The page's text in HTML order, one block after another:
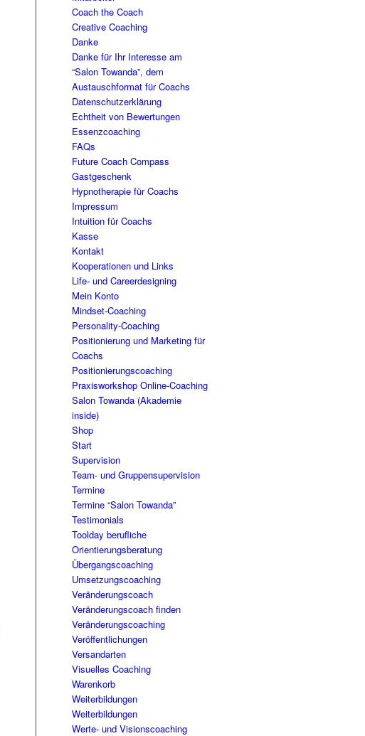
Coach the Coach
Creative Coaching
Danke
Danke für Ihr Interesse am
“Salon Towanda”, dem
Austauschformat für Coachs
Datenschutzerklärung
Echtheit von Bewertungen
Essenzcoaching
FAQs
Future Coach Compass
Gastgeschenk
Hypnotherapie für Coachs
Impressum
Intuition für Coachs
Kasse
Kontakt
Kooperationen und Links
Life- und Careerdesigning
Mein Konto
Mindset-Coaching
Personality-Coaching
Positionierung und Marketing für
Coachs
Positionierungscoaching
Praxisworkshop Online-Coaching
Salon Towanda (Akademie
inside)
Shop
Start
Supervision
Team- und Gruppensupervision
Termine
Termine “Salon Towanda”
Testimonials
Toolday berufliche
Orientierungsberatung
Übergangscoaching
Umsetzungscoaching
Veränderungscoach
Veränderungscoach finden
Veränderungscoaching
Veröffentlichungen
Versandarten
Visuelles Coaching
Warenkorb
Weiterbildungen
Weiterbildungen
Werte- und Visionscoaching